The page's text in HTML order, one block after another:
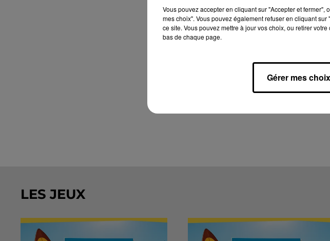
LES JEUX
Vous pouvez accepter en cliquant sur "Accepter et
mes choix". Vous pouvez également refuser en cliquant
ce site. Vous pouvez mettre à jour vos choix, ou retirer
bas de chaque page.
Gérer mes choix